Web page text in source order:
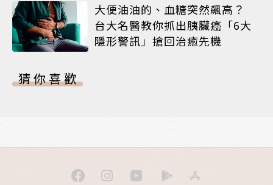
大便油油的、血糖突然飆高？
台大名醫教你抓出胰臟癌「6大
隱形警訊」搶回治癒先機
猜你喜歡